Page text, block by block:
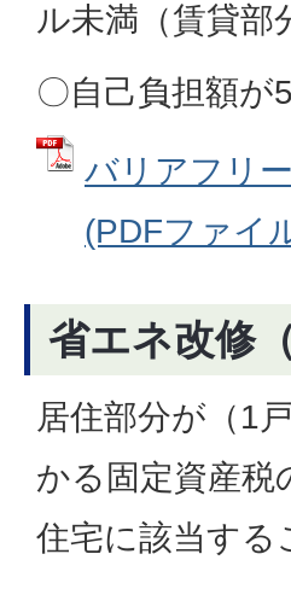
ル未満（賃貸部
〇自己負担額が
バリアフリ
(PDFファイ
省エネ改修
居住部分が（1
かる固定資産税
住宅に該当する